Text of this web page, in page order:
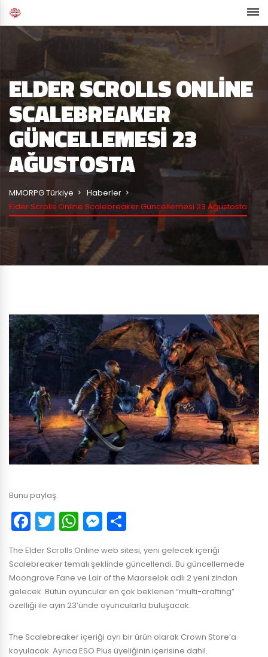
ELDER SCROLLS ONLINE
SCALEBREAKER
GÜNCELLEMESI 23
AĞUSTOSTA
MMORPG Türkiye
Haberler
Elder Scrolls Online Scalebreaker Güncellemesi 23 Ağustosta
Bunu paylaş:
Facebook
Twitter
WhatsApp
Messenger
The Elder Scrolls Online web sitesi, yeni gelecek içeriği
Scalebreaker temalı şeklinde güncellendi. Bu güncellemede
Moongrave Fane ve Lair of the Maarselok adlı 2 yeni zindan
gelecek. Bütün oyuncular en çok beklenen “multi-crafting”
özelliği ile ayın 23’ünde oyuncularla buluşacak.
The Scalebreaker içeriği ayrı bir ürün olarak Crown Store’a
koyulacak. Ayrıca ESO Plus üyeliğinin içerisine dahil.